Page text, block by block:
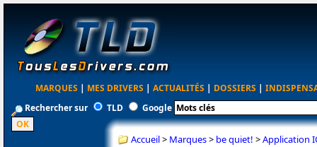
MARQUES | MES DRIVERS | ACTUALITÉS | DOSSIERS |
Rechercher sur
TLD Google
Accueil> Marques> be quiet! >Application